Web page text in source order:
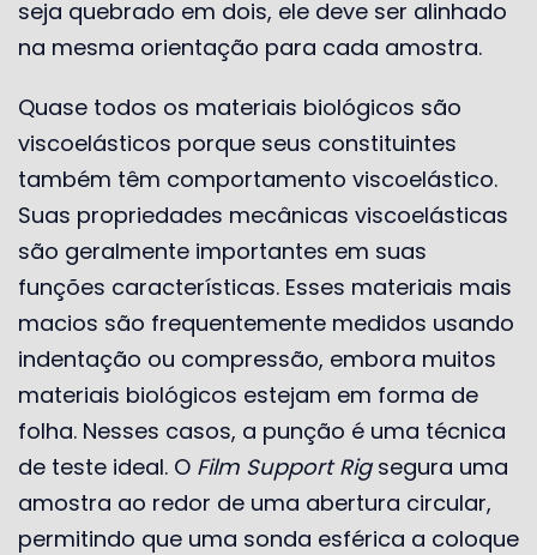
seja quebrado em dois, ele deve ser alinhado
na mesma orientação para cada amostra.
Quase todos os materiais biológicos são
viscoelásticos porque seus constituintes
também têm comportamento viscoelástico.
Suas propriedades mecânicas viscoelásticas
são geralmente importantes em suas
funções características. Esses materiais mais
macios são frequentemente medidos usando
indentação ou compressão, embora muitos
materiais biológicos estejam em forma de
folha. Nesses casos, a punção é uma técnica
de teste ideal. O Film Support Rigsegura uma
amostra ao redor de uma abertura circular,
permitindo que uma sonda esférica a coloque